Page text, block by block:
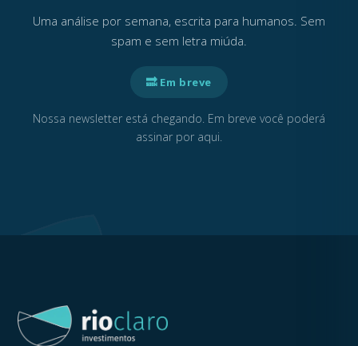
Uma análise por semana, escrita para humanos. Sem
spam e sem letra miúda.
🔜 Em breve
Nossa newsletter está chegando. Em breve você poderá
assinar por aqui.